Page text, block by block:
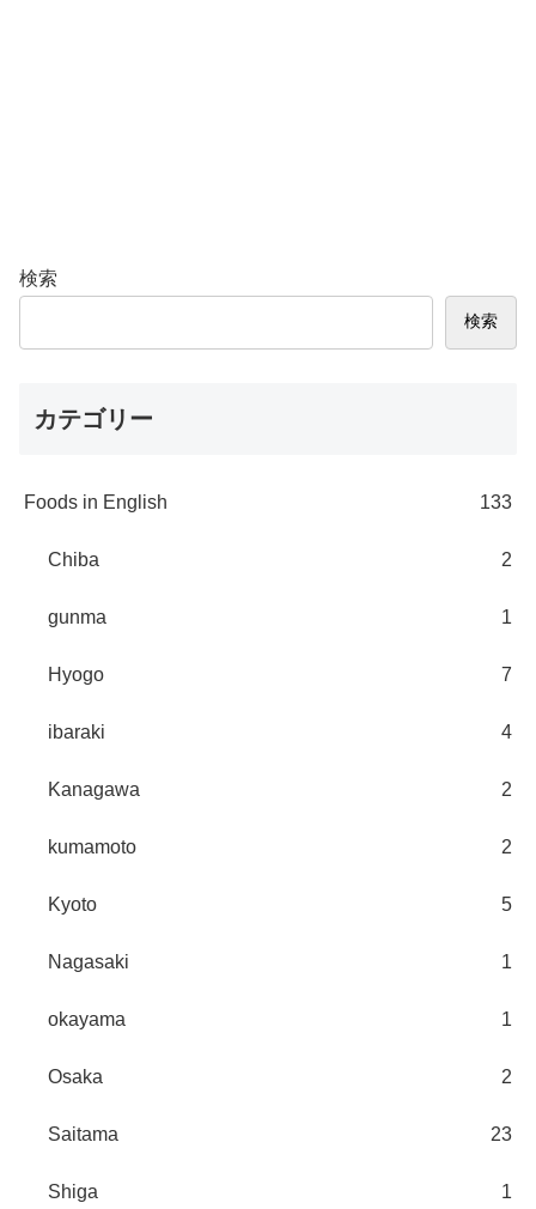
検索
検索
カテゴリー
Foods in English 133
Chiba 2
gunma 1
Hyogo 7
ibaraki 4
Kanagawa 2
kumamoto 2
Kyoto 5
Nagasaki 1
okayama 1
Osaka 2
Saitama 23
Shiga 1